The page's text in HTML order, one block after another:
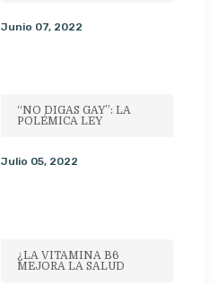
Junio 07, 2022
“NO DIGAS GAY”: LA
POLÉMICA LEY
Julio 05, 2022
¿LA VITAMINA B6
MEJORA LA SALUD